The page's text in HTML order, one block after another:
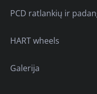
PCD ratlankių ir
HART wheels
Galerija